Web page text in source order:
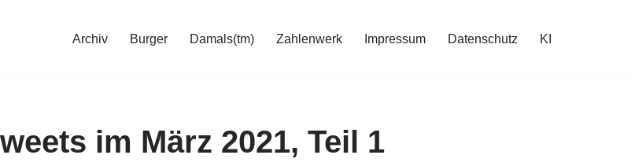
Archiv Burger Damals(tm) Zahlenwerk Impressum Datenschutz KI
im März 2021, Teil 1